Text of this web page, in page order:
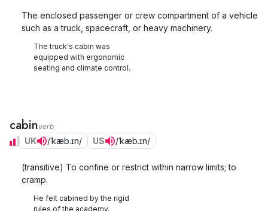
The enclosed passenger or crew compartment of a vehicle
such as a truck, spacecraft, or heavy machinery.
The truck's cabin was
equipped with ergonomic
seating and climate control.
cabinverb
UK /ˈkæb.ɪn/ US /ˈkæb.ɪn/
(transitive) To confine or restrict within narrow limits; to
cramp.
He felt cabined by the rigid
rules of the academy.